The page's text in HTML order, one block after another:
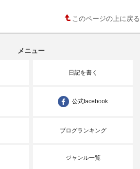
このページの上に戻る
メニュー
日記を書く
公式facebook
ブログランキング
ジャンル一覧